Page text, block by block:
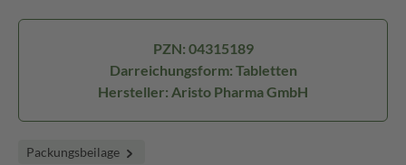
PZN: 04315189
Darreichungsform: Tabletten
Hersteller: Aristo Pharma GmbH
Packungsbeilage